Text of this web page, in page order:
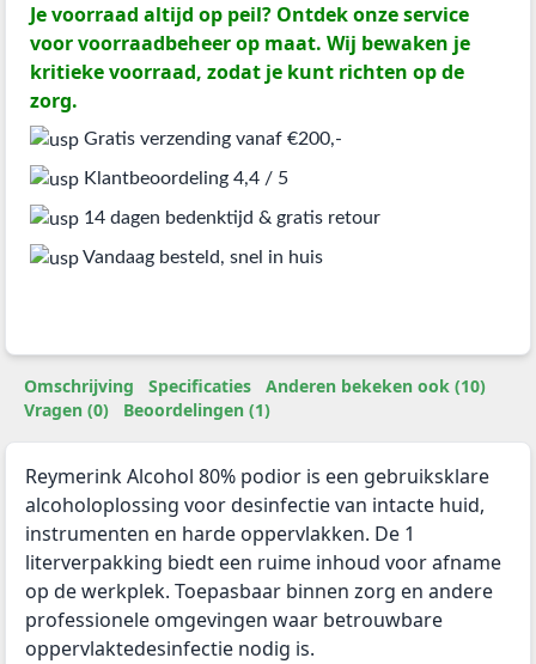
Je voorraad altijd op peil? Ontdek onze service
voor voorraadbeheer op maat. Wij bewaken je
kritieke voorraad, zodat je kunt richten op de
zorg.
Gratis verzending vanaf €200,-
Klantbeoordeling 4,4 / 5
14 dagen bedenktijd & gratis retour
Vandaag besteld, snel in huis
Omschrijving Specificaties
Anderen bekeken ook (10)
Vragen (0)
Beoordelingen (1)
Reymerink Alcohol 80% podior is een gebruiksklare
alcoholoplossing voor desinfectie van intacte huid,
instrumenten en harde oppervlakken. De 1
literverpakking biedt een ruime inhoud voor afname
op de werkplek. Toepasbaar binnen zorg en andere
professionele omgevingen waar betrouwbare
oppervlaktedesinfectie nodig is.